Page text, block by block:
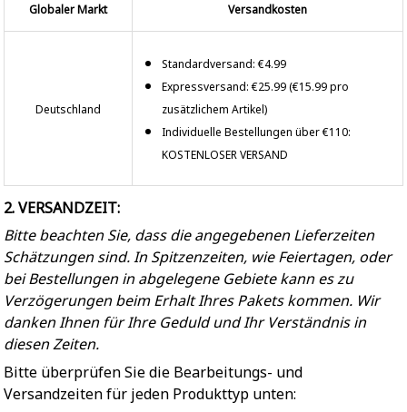
Globaler Markt Versandkosten
Deutschland
Standardversand: €4.99
Expressversand: €25.99 (€15.99 pro
zusätzlichem Artikel)
Individuelle Bestellungen über €110:
KOSTENLOSER VERSAND
2. VERSANDZEIT:
Bitte beachten Sie, dass die angegebenen Lieferzeiten
Schätzungen sind. In Spitzenzeiten, wie Feiertagen, oder
bei Bestellungen in abgelegene Gebiete kann es zu
Verzögerungen beim Erhalt Ihres Pakets kommen. Wir
danken Ihnen für Ihre Geduld und Ihr Verständnis in
diesen Zeiten.
Bitte überprüfen Sie die Bearbeitungs- und
Versandzeiten für jeden Produkttyp unten: